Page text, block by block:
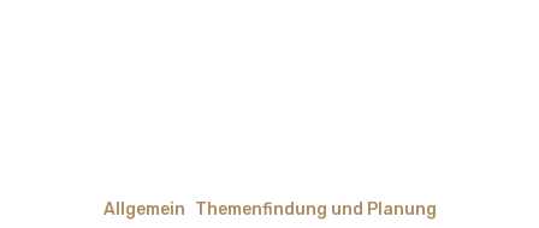
Allgemein Themenfindung und Planung